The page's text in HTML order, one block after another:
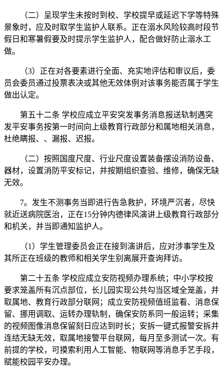
（二）呈现学生未按时到校、学校提早或延迟下学等特殊
景象时，应及时取学生监护人联系。正在溺水风险较高时段节
假日和寒暑假要及时提示学生监护人，配合做好防止溺水工
做。
（3）正在对各要素进行全面、充实地评估和审议后，委
员会委员通过投票表决或其他无效体例对该事务能否属于学生
做出认定。
第五十二条 学校应成立平安突发事务消息报送轨制遇突
发平安事务按第一时间向上级教育行政部分和属地相关消息，
杜绝瞒报、、漏报、迟报。
（二）按照国度尺度、行业尺度设置装备摆设消防设备、
器材，设置消防平安标记，并按期组织查验、维修，确保无缺
无效。
7。发生不测事务当即进行告急救护，环境严沉者，尽快
就近送病院医治，正在15分钟内德律风演讲上级教育行政部分
和机关，并当即通知监护人。
（1）学生管理委员会正在接到演讲后，应对涉事学生及
其所正在班级的教师和相关学生别离展开查询拜访。
第二十五条 学校应成立安防视频办理系统；中小学校按
要求笼盖所有沉点部位，长儿园实现公共勾当区域全笼盖，并
取属地、教育行政部分联网；成立安防视频值班监看、消息保
留、挪用调取、运转办理轨制，确保安防系同一般运转；采集
的视频图像消息保留刻日应达到时长；安拆一键式报警安拆并
连结无缺无效，取属地接警平台联网，每月至多测试一次。有
前提的学校，可摸索利用人工智能、物联网等消息手艺手段，
赋能校园平安办理。